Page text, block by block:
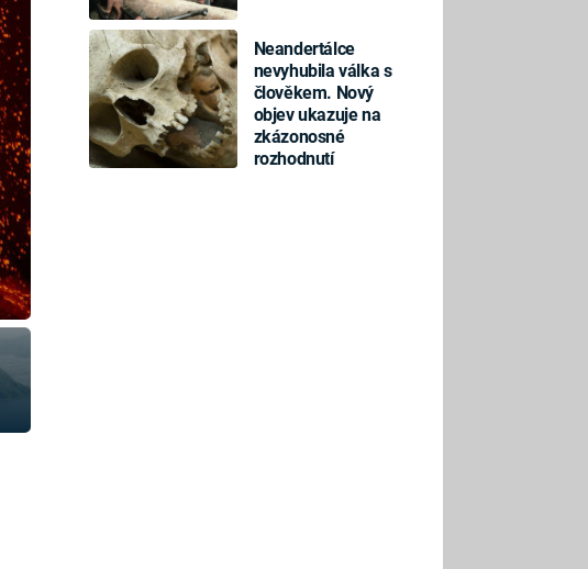
Neandertálce
nevyhubila válka s
člověkem. Nový
objev ukazuje na
zkázonosné
rozhodnutí